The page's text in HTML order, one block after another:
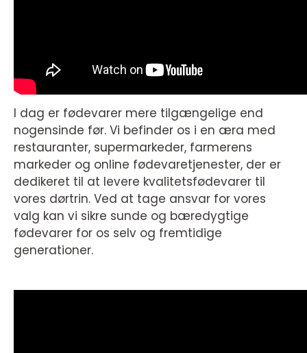
I dag er fødevarer mere tilgængelige end
nogensinde før. Vi befinder os i en æra med
restauranter, supermarkeder, farmerens
markeder og online fødevaretjenester, der er
dedikeret til at levere kvalitetsfødevarer til
vores dørtrin. Ved at tage ansvar for vores
valg kan vi sikre sunde og bæredygtige
fødevarer for os selv og fremtidige
generationer.